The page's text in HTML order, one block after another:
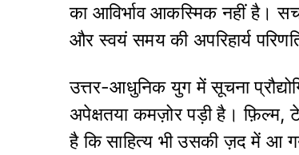
का आविर्भाव आकस्मिक नहीं है।
और स्वयं समय की अपरिहार्य
उत्तर-आधुनिक युग में सूचना
अपेक्षतया कमज़ोर पड़ी है। फ़िल्म,
है कि साहित्य भी उसकी ज़द में आ